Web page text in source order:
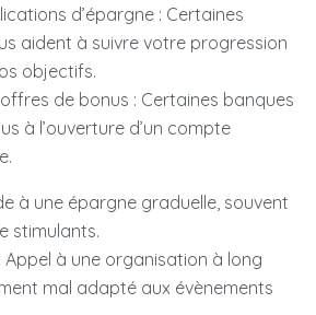
d’épargne : Certaines
aident à suivre votre progression
objectifs.
de bonus : Certaines banques
à l’ouverture d’un compte
à une épargne graduelle, souvent
stimulants.
Appel à une organisation à long
mal adapté aux évènements